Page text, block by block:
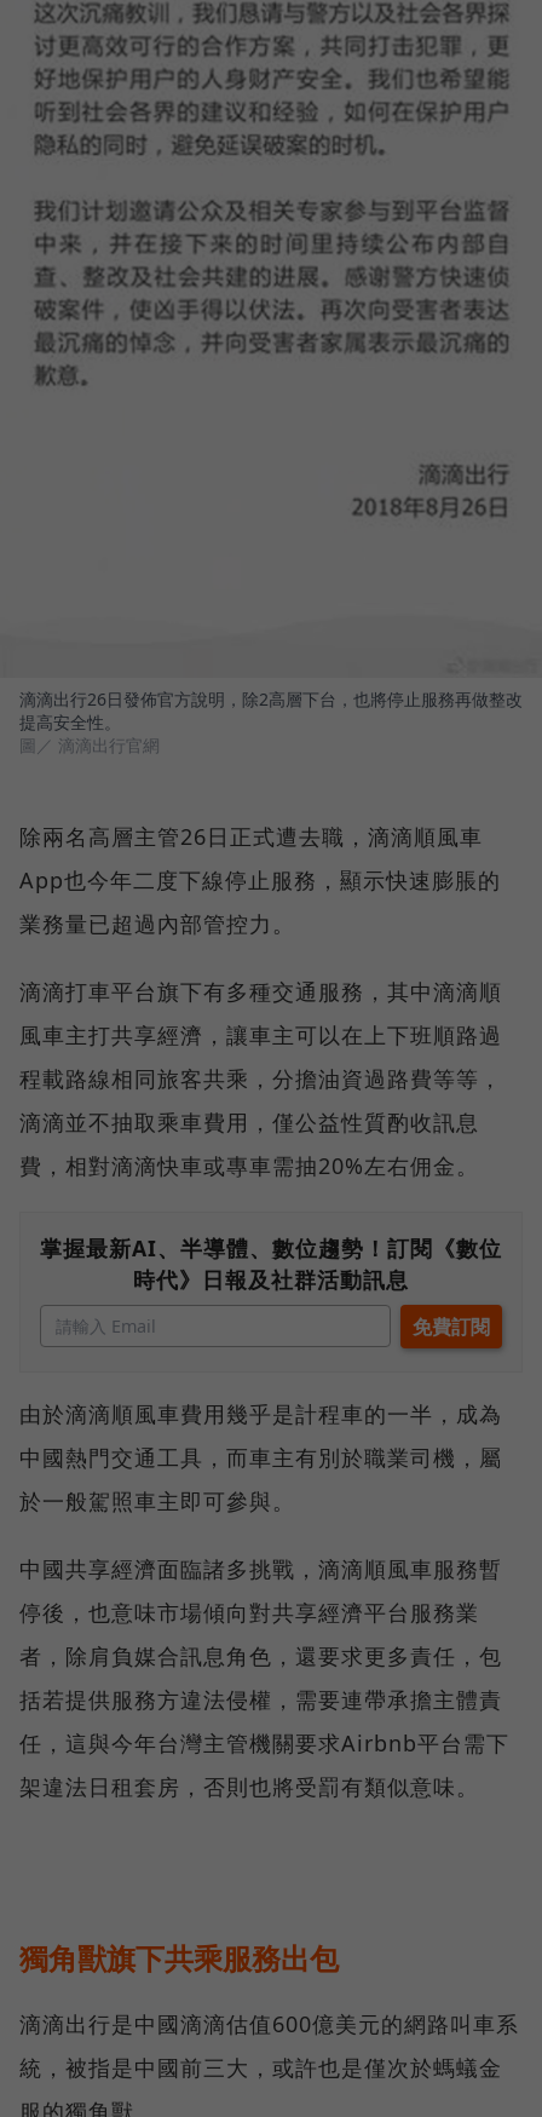
滴滴出行26日發佈官方說明，除2高層下台，也將停止服務再做整改
提高安全性。
圖／ 滴滴出行官網
除兩名高層主管26日正式遭去職，滴滴順風車
App也今年二度下線停止服務，顯示快速膨脹的
業務量已超過內部管控力。
滴滴打車平台旗下有多種交通服務，其中滴滴順
風車主打共享經濟，讓車主可以在上下班順路過
程載路線相同旅客共乘，分擔油資過路費等等，
滴滴並不抽取乘車費用，僅公益性質酌收訊息
費，相對滴滴快車或專車需抽20%左右佣金。
掌握最新AI、半導體、數位趨勢！訂閱《數位
時代》日報及社群活動訊息
由於滴滴順風車費用幾乎是計程車的一半，成為
中國熱門交通工具，而車主有別於職業司機，屬
於一般駕照車主即可參與。
中國共享經濟面臨諸多挑戰，滴滴順風車服務暫
停後，也意味市場傾向對共享經濟平台服務業
者，除肩負媒合訊息角色，還要求更多責任，包
括若提供服務方違法侵權，需要連帶承擔主體責
任，這與今年台灣主管機關要求Airbnb平台需下
架違法日租套房，否則也將受罰有類似意味。
獨角獸旗下共乘服務出包
滴滴出行是中國滴滴估值600億美元的網路叫車系
統，被指是中國前三大，或許也是僅次於螞蟻金
服的獨角獸。